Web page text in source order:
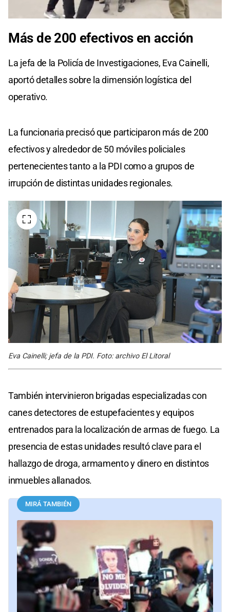
Más de 200 efectivos en acción
La jefa de la Policía de Investigaciones, Eva Cainelli,
aportó detalles sobre la dimensión logística del
operativo.
La funcionaria precisó que participaron más de 200
efectivos y alrededor de 50 móviles policiales
pertenecientes tanto a la PDI como a grupos de
irrupción de distintas unidades regionales.
Eva Cainelli; jefa de la PDI. Foto: archivo El Litoral
También intervinieron brigadas especializadas con
canes detectores de estupefacientes y equipos
entrenados para la localización de armas de fuego. La
presencia de estas unidades resultó clave para el
hallazgo de droga, armamento y dinero en distintos
inmuebles allanados.
MIRÁ TAMBIÉN